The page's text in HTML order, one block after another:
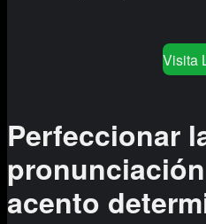
Visita
Perfeccionar
acento